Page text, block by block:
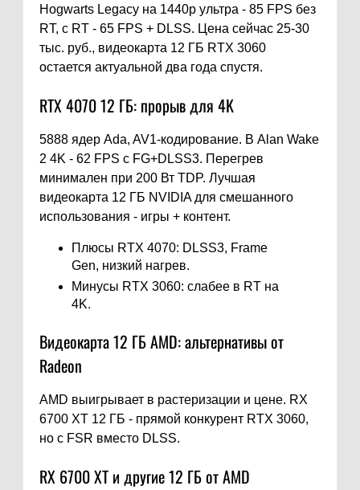
Hogwarts Legacy на 1440p ультра - 85 FPS без
RT, с RT - 65 FPS + DLSS. Цена сейчас 25-30
тыс. руб., видеокарта 12 ГБ RTX 3060
остается актуальной два года спустя.
RTX 4070 12 ГБ: прорыв для 4K
5888 ядер Ada, AV1-кодирование. В Alan Wake
2 4K - 62 FPS с FG+DLSS3. Перегрев
минимален при 200 Вт TDP. Лучшая
видеокарта 12 ГБ NVIDIA для смешанного
использования - игры + контент.
Плюсы RTX 4070: DLSS3, Frame
Gen, низкий нагрев.
Минусы RTX 3060: слабее в RT на
4K.
Видеокарта 12 ГБ AMD: альтернативы от
Radeon
AMD выигрывает в растеризации и цене. RX
6700 XT 12 ГБ - прямой конкурент RTX 3060,
но с FSR вместо DLSS.
RX 6700 XT и другие 12 ГБ от AMD